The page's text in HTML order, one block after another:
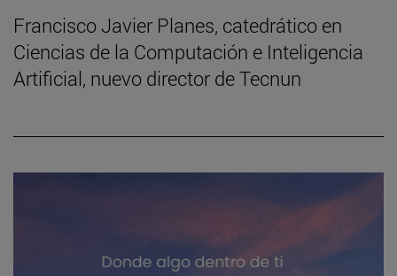
Francisco Javier Planes, catedrático en
Ciencias de la Computación e Inteligencia
Artificial, nuevo director de Tecnun